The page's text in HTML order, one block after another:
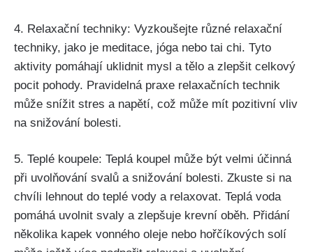
4. Relaxační techniky: ‍Vyzkoušejte⁣ různé relaxační
⁤techniky, jako je meditace, jóga‌ nebo tai chi. Tyto
aktivity ⁤pomáhají uklidnit mysl a⁣ tělo a zlepšit celkový⁣
pocit pohody. Pravidelná praxe ⁣relaxačních technik
může ⁢snížit stres a napětí, což může mít pozitivní vliv
‍na snižování bolesti.
5. Teplé ​koupele: Teplá koupel ​může být velmi účinná
při uvolňování svalů a snižování bolesti. Zkuste si na
chvíli ⁢lehnout do⁢ teplé vody a ‍relaxovat. Teplá voda
⁢pomáhá uvolnit svaly a zlepšuje krevní oběh. Přidání
několika kapek vonného ⁣oleje nebo ⁣hořčíkových ‌solí